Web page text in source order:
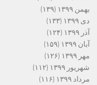
بهمن ۱۳۹۹
(۱۳۹)
دی ۱۳۹۹
(۱۳۳)
آذر ۱۳۹۹
(۱۲۴)
آبان ۱۳۹۹
(۱۵۹)
مهر ۱۳۹۹
(۱۲۶)
شهریور ۱۳۹۹
(۱۱۲)
مرداد ۱۳۹۹
(۱۱۶)